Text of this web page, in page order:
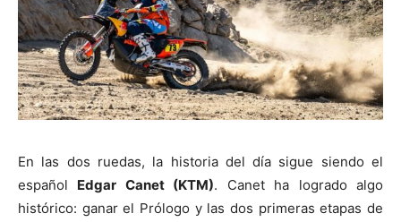
En las dos ruedas, la historia del día sigue siendo el
español Edgar Canet (KTM). Canet ha logrado algo
histórico: ganar el Prólogo y las dos primeras etapas de